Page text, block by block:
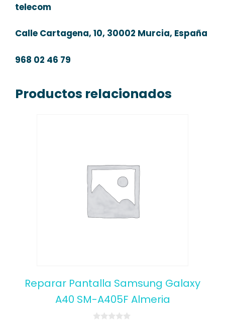
telecom
Calle Cartagena, 10, 30002 Murcia, España
968 02 46 79
Productos relacionados
Reparar Pantalla Samsung Galaxy
A40 SM-A405F Almeria